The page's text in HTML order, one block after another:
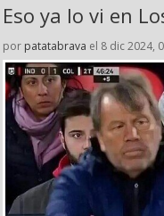
Eso ya lo vi en
por patatabrava el 8 dic 2024,